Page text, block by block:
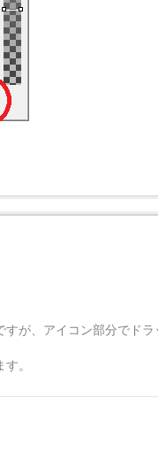
が、アイコン部分でド
。